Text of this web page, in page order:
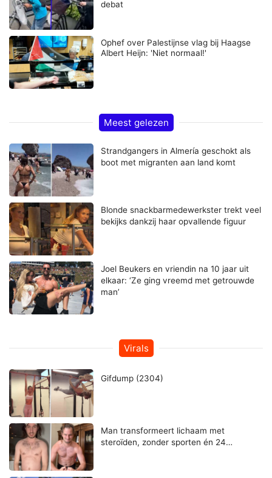
debat
Ophef over Palestijnse vlag bij Haagse
Albert Heijn: 'Niet normaal!'
Meest gelezen
Strandgangers in Almería geschokt als
boot met migranten aan land komt
Blonde snackbarmedewerkster trekt veel
bekijks dankzij haar opvallende figuur
Joel Beukers en vriendin na 10 jaar uit
elkaar: ‘Ze ging vreemd met getrouwde
man’
Virals
Gifdump (2304)
Man transformeert lichaam met
steroïden, zonder sporten én 24…